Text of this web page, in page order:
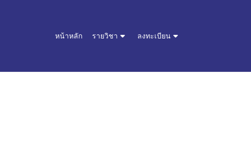
หน้าหลัก รายวิชา ลงทะเบียน